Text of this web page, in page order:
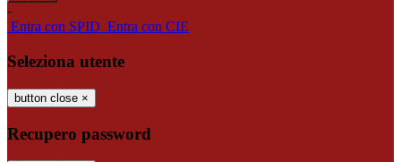
-
Entra con SPID Entra con CIE
Seleziona utente
button close ×
Recupero password